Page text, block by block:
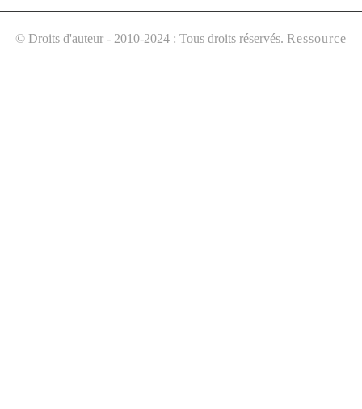
© Droits d'auteur - 2010-2024 : Tous droits réservés. Ressource